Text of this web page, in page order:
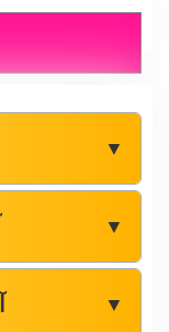
▼
▼
▼